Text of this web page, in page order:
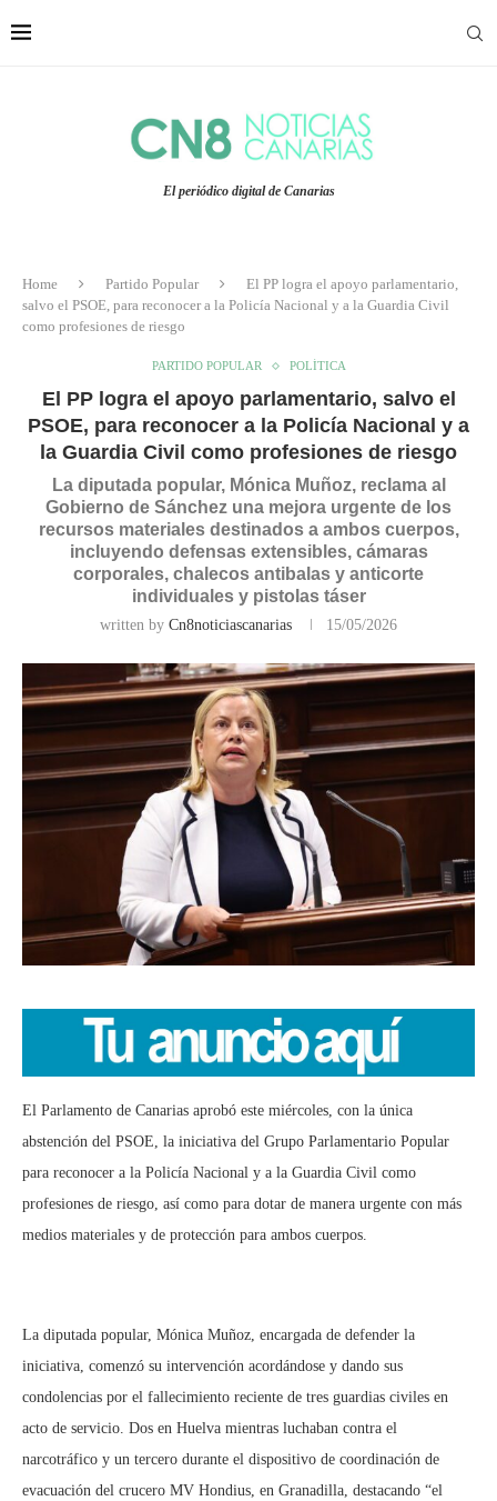
El periódico digital de Canarias
Home Partido Popular
El PP logra el apoyo parlamentario,
salvo el PSOE, para reconocer a la Policía Nacional y a la Guardia Civil
como profesiones de riesgo
PARTIDO POPULAR POLÍTICA
El PP logra el apoyo parlamentario, salvo el
PSOE, para reconocer a la Policía Nacional y a
la Guardia Civil como profesiones de riesgo
La diputada popular, Mónica Muñoz, reclama al
Gobierno de Sánchez una mejora urgente de los
recursos materiales destinados a ambos cuerpos,
incluyendo defensas extensibles, cámaras
corporales, chalecos antibalas y anticorte
individuales y pistolas táser
written by Cn8noticiascanarias 15/05/2026
El Parlamento de Canarias aprobó este miércoles, con la única
abstención del PSOE, la iniciativa del Grupo Parlamentario Popular
para reconocer a la Policía Nacional y a la Guardia Civil como
profesiones de riesgo, así como para dotar de manera urgente con más
medios materiales y de protección para ambos cuerpos.
La diputada popular, Mónica Muñoz, encargada de defender la
iniciativa, comenzó su intervención acordándose y dando sus
condolencias por el fallecimiento reciente de tres guardias civiles en
acto de servicio. Dos en Huelva mientras luchaban contra el
narcotráfico y un tercero durante el dispositivo de coordinación de
evacuación del crucero MV Hondius, en Granadilla, destacando “el